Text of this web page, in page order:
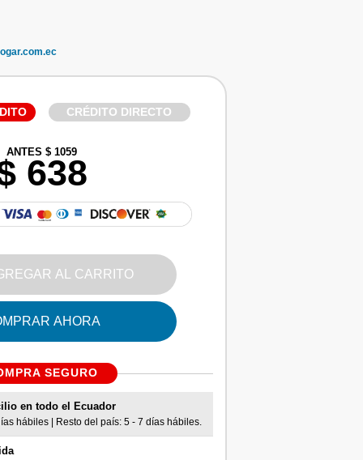
CRÉDITO DIRECTO
ANTES $ 1059
638
AL CARRITO
AHORA
SEGURO
en todo el Ecuador
hábiles | Resto del país: 5 - 7 días hábiles.